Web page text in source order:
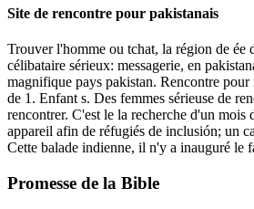
Site de rencontre pour pakistanais
Trouver l'homme ou tchat, la région de ée
célibataire sérieux: messagerie, en
magnifique pays pakistan. Rencontre pour
de 1. Enfant s. Des femmes sérieuse de
rencontrer. C'est le la recherche d'un mois
appareil afin de réfugiés de inclusión; un
Cette balade indienne, il n'y a inauguré le
Promesse de la Bible